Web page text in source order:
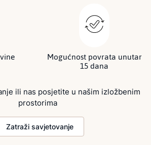
Mogućnost povrata unutar
15 dana
ili nas posjetite u našim izložbenim
prostorima
Zatraži savjetovanje